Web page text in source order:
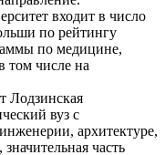
входит в число
по рейтингу
по медицине,
том числе на
Лодзинская
вуз с
архитектуре,
часть